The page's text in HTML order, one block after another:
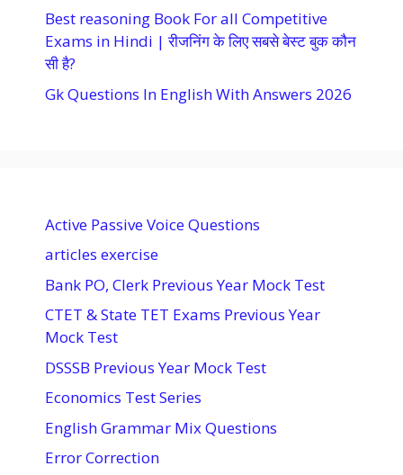
Best reasoning Book For all Competitive
Exams in Hindi | रीजनिंग के लिए सबसे बेस्ट बुक कौन
सी है?
Gk Questions In English With Answers 2026
Active Passive Voice Questions
articles exercise
Bank PO, Clerk Previous Year Mock Test
CTET & State TET Exams Previous Year
Mock Test
DSSSB Previous Year Mock Test
Economics Test Series
English Grammar Mix Questions
Error Correction